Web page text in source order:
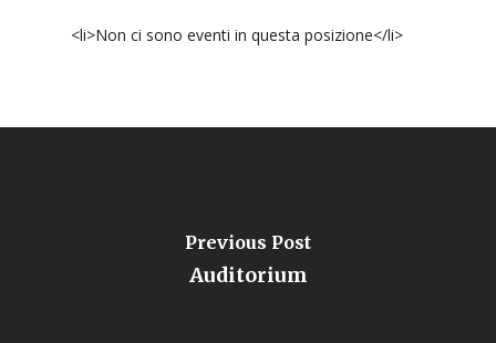
<li>Non ci sono eventi in questa posizione</li>
Previous Post
Auditorium